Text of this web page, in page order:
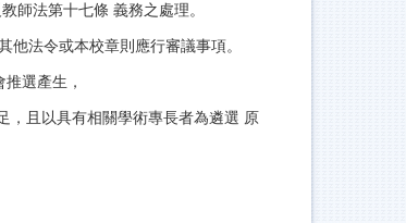
師法第十七條 義務之處理。
法令或本校章則應行審議事項。
選產生，
，且以具有相關學術專長者為遴選 原